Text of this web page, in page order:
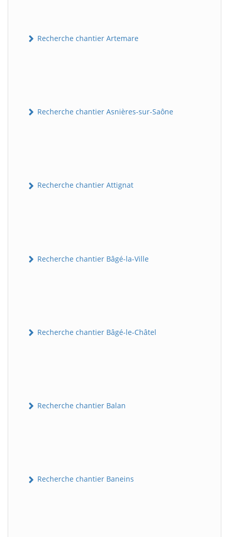
Recherche chantier Artemare
Recherche chantier Asnières-sur-Saône
Recherche chantier Attignat
Recherche chantier Bâgé-la-Ville
Recherche chantier Bâgé-le-Châtel
Recherche chantier Balan
Recherche chantier Baneins